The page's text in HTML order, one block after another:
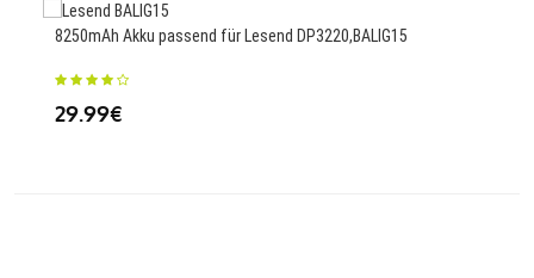
8250mAh Akku passend für Lesend DP3220,BALIG15
29.99€